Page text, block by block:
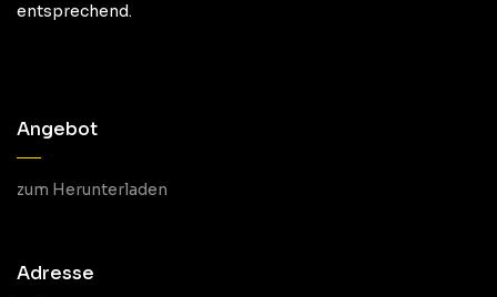
entsprechend.
Angebot
zum Herunterladen
Adresse